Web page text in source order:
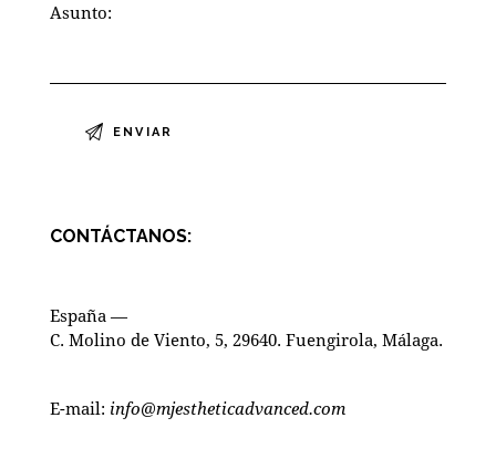
Asunto:
CONTÁCTANOS:
España —
C. Molino de Viento, 5, 29640. Fuengirola, Málaga.
E-mail: info@mjestheticadvanced.com